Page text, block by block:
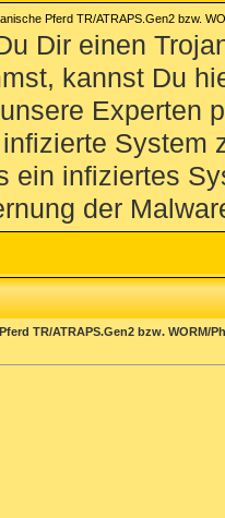
Pferd TR/ATRAPS.Gen2 bzw.
Dir einen
kannst Du
Experten
System
ein infiziertes
der
TR/ATRAPS.Gen2 bzw. WORM/